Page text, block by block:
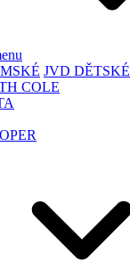
JVD DĚTSKÉ
COLE